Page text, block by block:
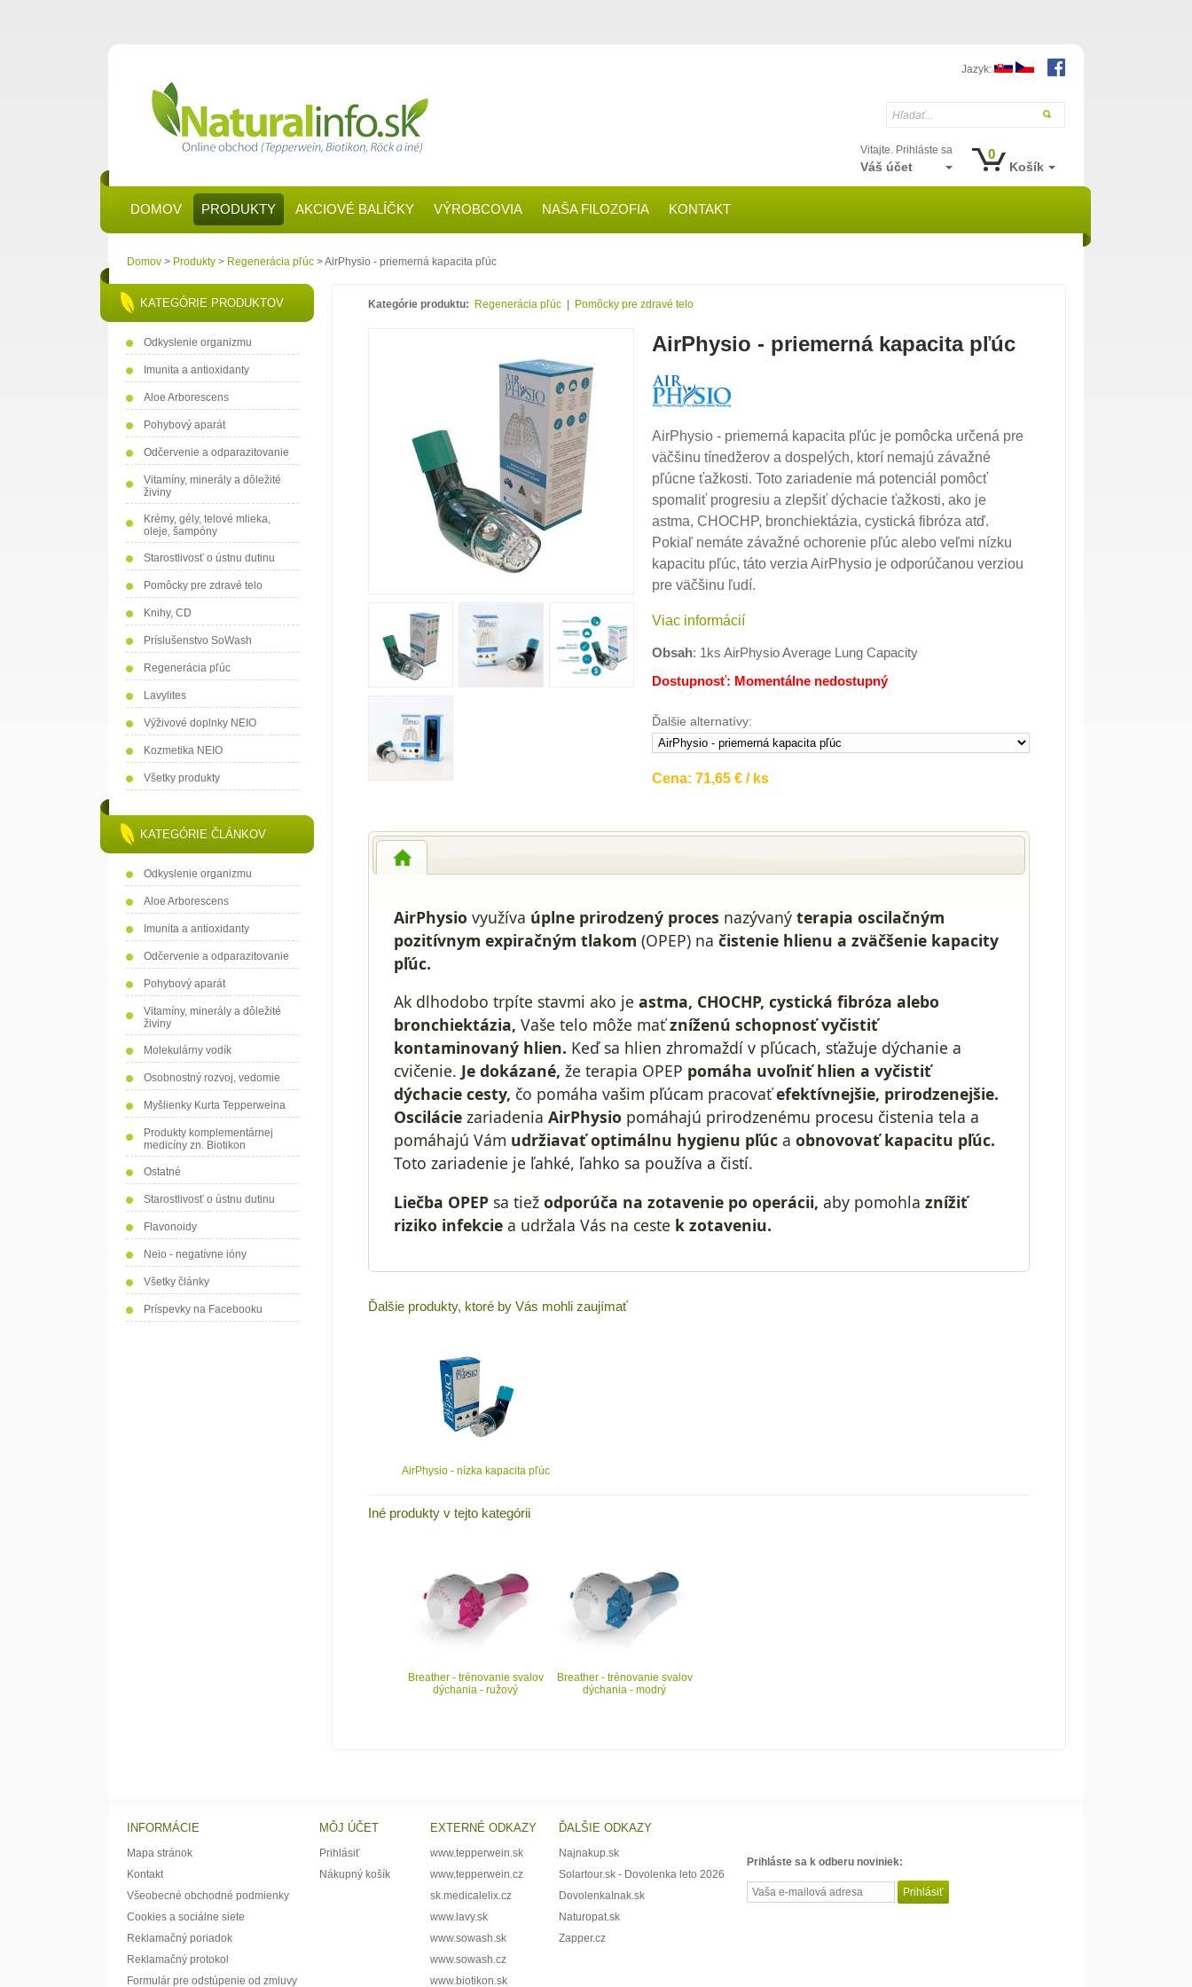
Jazyk:
Hľadať...
0
Košík
Vitajte. Prihláste sa
Váš účet
DOMOV PRODUKTY AKCIOVÉ BALÍČKY VÝROBCOVIA NAŠA FILOZOFIA KONTAKT
Domov > Produkty > Regenerácia pľúc > AirPhysio - priemerná kapacita pľúc
KATEGÓRIE PRODUKTOV
Odkyslenie organizmu
Imunita a antioxidanty
Aloe Arborescens
Pohybový aparát
Odčervenie a odparazitovanie
Vitamíny, minerály a dôležité
živiny
Krémy, gély, telové mlieka,
oleje, šampóny
Starostlivosť o ústnu dutinu
Pomôcky pre zdravé telo
Knihy, CD
Príslušenstvo SoWash
Regenerácia pľúc
Lavylites
Výživové doplnky NEIO
Kozmetika NEIO
Všetky produkty
KATEGÓRIE ČLÁNKOV
Odkyslenie organizmu
Aloe Arborescens
Imunita a antioxidanty
Odčervenie a odparazitovanie
Pohybový aparát
Vitamíny, minerály a dôležité
živiny
Molekulárny vodík
Osobnostný rozvoj, vedomie
Myšlienky Kurta Tepperweina
Produkty komplementárnej
medicíny zn. Biotikon
Ostatné
Starostlivosť o ústnu dutinu
Flavonoidy
Neio - negatívne ióny
Všetky články
Príspevky na Facebooku
Kategórie produktu: Regenerácia pľúc Pomôcky pre zdravé telo
AirPhysio - priemerná kapacita pľúc
AirPhysio - priemerná kapacita pľúc je pomôcka určená pre
väčšinu tínedžerov a dospelých, ktorí nemajú závažné
pľúcne ťažkosti. Toto zariadenie má potenciál pomôcť
spomaliť progresiu a zlepšiť dýchacie ťažkosti, ako je
astma, CHOCHP, bronchiektázia, cystická fibróza atď.
Pokiaľ nemáte závažné ochorenie pľúc alebo veľmi nízku
kapacitu pľúc, táto verzia AirPhysio je odporúčanou verziou
pre väčšinu ľudí.
Viac informácií
Obsah: 1ks AirPhysio Average Lung Capacity
Dostupnosť: Momentálne nedostupný
Ďalšie alternatívy:
Cena: 71,65 € / ks
AirPhysio využíva úplne prirodzený proces nazývanýterapia oscilačným
pozitívnym expiračným tlakom (OPEP) načistenie hlienu a zväčšenie kapacity
pľúc.
Ak dlhodobo trpíte stavmi ako jeastma, CHOCHP, cystická fibróza alebo
bronchiektázia, Vaše telo môže maťzníženú schopnosť vyčistiť
kontaminovaný hlien. Keď sa hlien zhromaždí v pľúcach, sťažuje dýchanie a
cvičenie. Je dokázané, že terapia OPEP pomáha uvoľniť hlien a vyčistiť
dýchacie cesty, čo pomáha vašim pľúcam pracovaťefektívnejšie, prirodzenejšie.
Oscilácie zariadeniaAirPhysio pomáhajú prirodzenému procesu čistenia tela a
pomáhajú Vám udržiavať optimálnu hygienu pľúc aobnovovať kapacitu pľúc.
Toto zariadenie je ľahké, ľahko sa používa a čistí.
Liečba OPEP sa tiežodporúča na zotavenie po operácii, aby pomohlaznížiť
riziko infekcie a udržala Vás na ceste k zotaveniu.
Ďalšie produkty, ktoré by Vás mohli zaujímať
AirPhysio - nízka kapacita pľúc
Iné produkty v tejto kategórii
Breather - trénovanie svalov
dýchania - ružový
Breather - trénovanie svalov
dýchania - modrý
INFORMÁCIE
Mapa stránok
Kontakt
Všeobecné obchodné podmienky
Cookies a sociálne siete
Reklamačný poriadok
Reklamačný protokol
Formulár pre odstúpenie od zmluvy
MÔJ ÚČET
Prihlásiť
Nákupný košík
EXTERNÉ ODKAZY
www.tepperwein.sk
www.tepperwein.cz
sk.medicalelix.cz
www.lavy.sk
www.sowash.sk
www.sowash.cz
www.biotikon.sk
ĎALŠIE ODKAZY
Najnakup.sk
Solartour.sk - Dovolenka leto 2026
DovolenkaInak.sk
Naturopat.sk
Zapper.cz
Prihláste sa k odberu noviniek: